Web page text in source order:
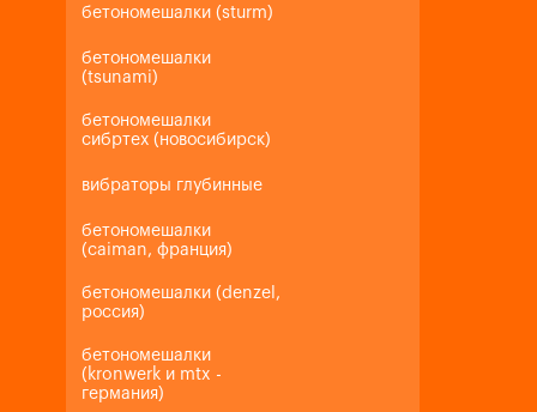
бетономешалки (sturm)
бетономешалки
(tsunami)
бетономешалки
сибртех (новосибирск)
вибраторы глубинные
бетономешалки
(caiman, франция)
бетономешалки (denzel,
россия)
бетономешалки
(kronwerk и mtx -
германия)